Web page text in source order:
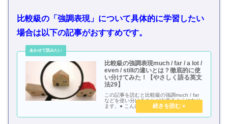
比較級の「強調表現」について具体的に学習したい
場合は以下の記事がおすすめです。
比較級の強調表現much / far / a lot /
even / stillの違いとは？徹底的に使
い分けてみた！【やさしく語る英文
法29】
この記事を読むと比較級の強調much / far
などを使い分けることが出来るようになり
ます。● こんにちは、まこちょです。英文
法の単元に「比較級」と呼ばれるものがあ
ります。AとBの２つのものを比べてA＞